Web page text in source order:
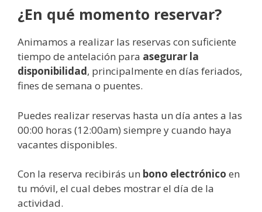
¿En qué momento reservar?
Animamos a realizar las reservas con suficiente
tiempo de antelación para asegurar la
disponibilidad, principalmente en días feriados,
fines de semana o puentes.
Puedes realizar reservas hasta un día antes a las
00:00 horas (12:00am) siempre y cuando haya
vacantes disponibles.
Con la reserva recibirás un bono electrónico en
tu móvil, el cual debes mostrar el día de la
actividad.